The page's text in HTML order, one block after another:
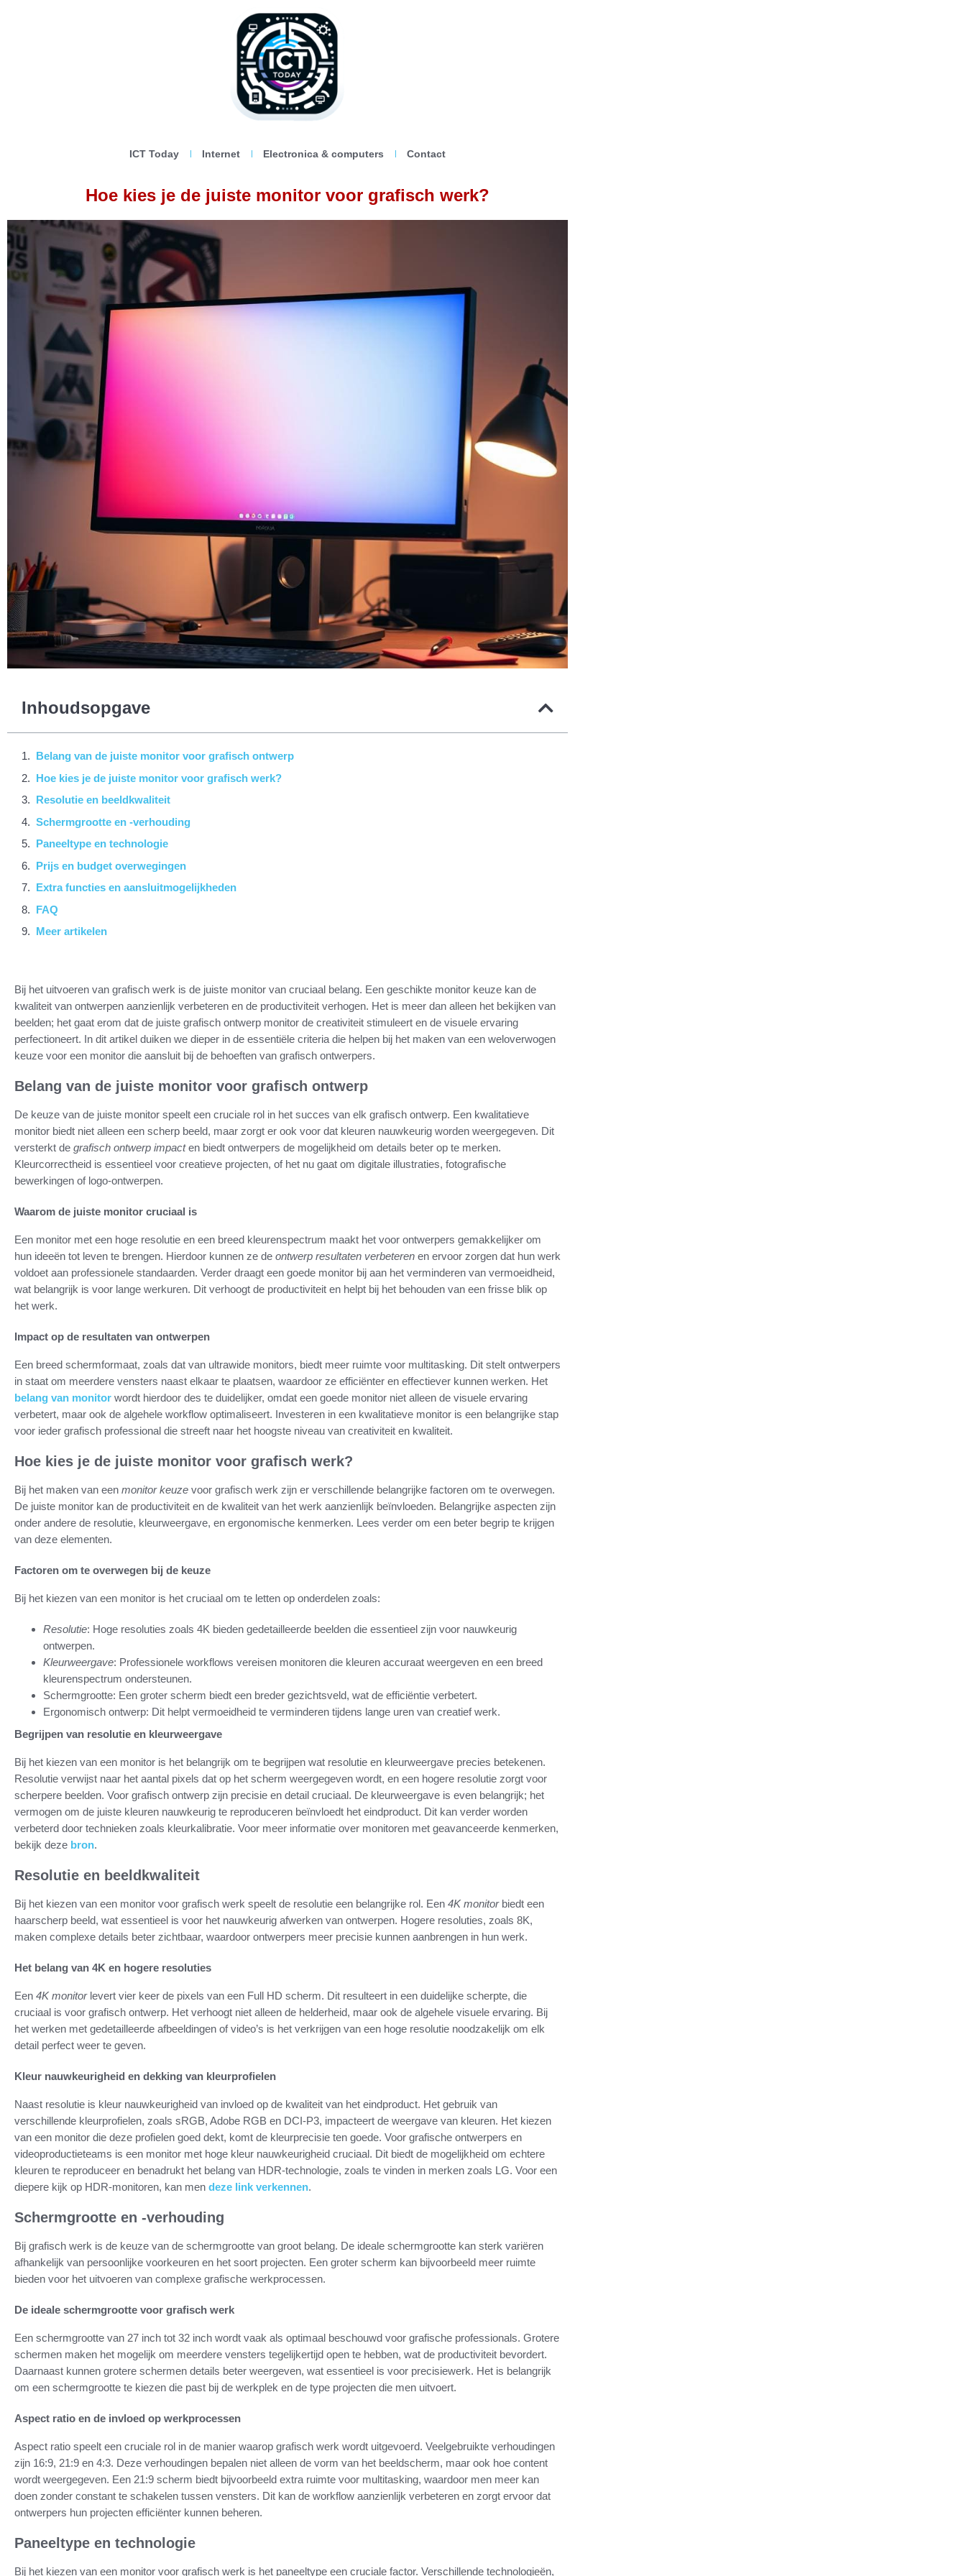
ICT Today Internet Electronica & computers Contact
Hoe kies je de juiste monitor voor grafisch werk?
Inhoudsopgave
Belang van de juiste monitor voor grafisch ontwerp
Hoe kies je de juiste monitor voor grafisch werk?
Resolutie en beeldkwaliteit
Schermgrootte en -verhouding
Paneeltype en technologie
Prijs en budget overwegingen
Extra functies en aansluitmogelijkheden
FAQ
Meer artikelen
Bij het uitvoeren van grafisch werk is de juiste monitor van cruciaal belang. Een geschikte monitor keuze kan de
kwaliteit van ontwerpen aanzienlijk verbeteren en de productiviteit verhogen. Het is meer dan alleen het bekijken van
beelden; het gaat erom dat de juiste grafisch ontwerp monitor de creativiteit stimuleert en de visuele ervaring
perfectioneert. In dit artikel duiken we dieper in de essentiële criteria die helpen bij het maken van een weloverwogen
keuze voor een monitor die aansluit bij de behoeften van grafisch ontwerpers.
Belang van de juiste monitor voor grafisch ontwerp
De keuze van de juiste monitor speelt een cruciale rol in het succes van elk grafisch ontwerp. Een kwalitatieve
monitor biedt niet alleen een scherp beeld, maar zorgt er ook voor dat kleuren nauwkeurig worden weergegeven. Dit
versterkt de grafisch ontwerp impacten biedt ontwerpers de mogelijkheid om details beter op te merken.
Kleurcorrectheid is essentieel voor creatieve projecten, of het nu gaat om digitale illustraties, fotografische
bewerkingen of logo-ontwerpen.
Waarom de juiste monitor cruciaal is
Een monitor met een hoge resolutie en een breed kleurenspectrum maakt het voor ontwerpers gemakkelijker om
hun ideeën tot leven te brengen. Hierdoor kunnen ze de ontwerp resultaten verbeteren en ervoor zorgen dat hun werk
voldoet aan professionele standaarden. Verder draagt een goede monitor bij aan het verminderen van vermoeidheid,
wat belangrijk is voor lange werkuren. Dit verhoogt de productiviteit en helpt bij het behouden van een frisse blik op
het werk.
Impact op de resultaten van ontwerpen
Een breed schermformaat, zoals dat van ultrawide monitors, biedt meer ruimte voor multitasking. Dit stelt ontwerpers
in staat om meerdere vensters naast elkaar te plaatsen, waardoor ze efficiënter en effectiever kunnen werken. Het
belang van monitor wordt hierdoor des te duidelijker, omdat een goede monitor niet alleen de visuele ervaring
verbetert, maar ook de algehele workflow optimaliseert. Investeren in een kwalitatieve monitor is een belangrijke stap
voor ieder grafisch professional die streeft naar het hoogste niveau van creativiteit en kwaliteit.
Hoe kies je de juiste monitor voor grafisch werk?
Bij het maken van een monitor keuze voor grafisch werk zijn er verschillende belangrijke factoren om te overwegen.
De juiste monitor kan de productiviteit en de kwaliteit van het werk aanzienlijk beïnvloeden. Belangrijke aspecten zijn
onder andere de resolutie, kleurweergave, en ergonomische kenmerken. Lees verder om een beter begrip te krijgen
van deze elementen.
Factoren om te overwegen bij de keuze
Bij het kiezen van een monitor is het cruciaal om te letten op onderdelen zoals:
Resolutie: Hoge resoluties zoals 4K bieden gedetailleerde beelden die essentieel zijn voor nauwkeurig
ontwerpen.
Kleurweergave: Professionele workflows vereisen monitoren die kleuren accuraat weergeven en een breed
kleurenspectrum ondersteunen.
Schermgrootte: Een groter scherm biedt een breder gezichtsveld, wat de efficiëntie verbetert.
Ergonomisch ontwerp: Dit helpt vermoeidheid te verminderen tijdens lange uren van creatief werk.
Begrijpen van resolutie en kleurweergave
Bij het kiezen van een monitor is het belangrijk om te begrijpen wat resolutie en kleurweergave precies betekenen.
Resolutie verwijst naar het aantal pixels dat op het scherm weergegeven wordt, en een hogere resolutie zorgt voor
scherpere beelden. Voor grafisch ontwerp zijn precisie en detail cruciaal. De kleurweergave is even belangrijk; het
vermogen om de juiste kleuren nauwkeurig te reproduceren beïnvloedt het eindproduct. Dit kan verder worden
verbeterd door technieken zoals kleurkalibratie. Voor meer informatie over monitoren met geavanceerde kenmerken,
bekijk deze bron.
Resolutie en beeldkwaliteit
Bij het kiezen van een monitor voor grafisch werk speelt de resolutie een belangrijke rol. Een 4K monitorbiedt een
haarscherp beeld, wat essentieel is voor het nauwkeurig afwerken van ontwerpen. Hogere resoluties, zoals 8K,
maken complexe details beter zichtbaar, waardoor ontwerpers meer precisie kunnen aanbrengen in hun werk.
Het belang van 4K en hogere resoluties
Een 4K monitorlevert vier keer de pixels van een Full HD scherm. Dit resulteert in een duidelijke scherpte, die
cruciaal is voor grafisch ontwerp. Het verhoogt niet alleen de helderheid, maar ook de algehele visuele ervaring. Bij
het werken met gedetailleerde afbeeldingen of video’s is het verkrijgen van een hoge resolutie noodzakelijk om elk
detail perfect weer te geven.
Kleur nauwkeurigheid en dekking van kleurprofielen
Naast resolutie is kleur nauwkeurigheid van invloed op de kwaliteit van het eindproduct. Het gebruik van
verschillende kleurprofielen, zoals sRGB, Adobe RGB en DCI-P3, impacteert de weergave van kleuren. Het kiezen
van een monitor die deze profielen goed dekt, komt de kleurprecisie ten goede. Voor grafische ontwerpers en
videoproductieteams is een monitor met hoge kleur nauwkeurigheid cruciaal. Dit biedt de mogelijkheid om echtere
kleuren te reproduceer en benadrukt het belang van HDR-technologie, zoals te vinden in merken zoals LG. Voor een
diepere kijk op HDR-monitoren, kan men deze link verkennen.
Schermgrootte en -verhouding
Bij grafisch werk is de keuze van de schermgrootte van groot belang. De ideale schermgrootte kan sterk variëren
afhankelijk van persoonlijke voorkeuren en het soort projecten. Een groter scherm kan bijvoorbeeld meer ruimte
bieden voor het uitvoeren van complexe grafische werkprocessen.
De ideale schermgrootte voor grafisch werk
Een schermgrootte van 27 inch tot 32 inch wordt vaak als optimaal beschouwd voor grafische professionals. Grotere
schermen maken het mogelijk om meerdere vensters tegelijkertijd open te hebben, wat de productiviteit bevordert.
Daarnaast kunnen grotere schermen details beter weergeven, wat essentieel is voor precisiewerk. Het is belangrijk
om een schermgrootte te kiezen die past bij de werkplek en de type projecten die men uitvoert.
Aspect ratio en de invloed op werkprocessen
Aspect ratio speelt een cruciale rol in de manier waarop grafisch werk wordt uitgevoerd. Veelgebruikte verhoudingen
zijn 16:9, 21:9 en 4:3. Deze verhoudingen bepalen niet alleen de vorm van het beeldscherm, maar ook hoe content
wordt weergegeven. Een 21:9 scherm biedt bijvoorbeeld extra ruimte voor multitasking, waardoor men meer kan
doen zonder constant te schakelen tussen vensters. Dit kan de workflow aanzienlijk verbeteren en zorgt ervoor dat
ontwerpers hun projecten efficiënter kunnen beheren.
Paneeltype en technologie
Bij het kiezen van een monitor voor grafisch werk is het paneeltype een cruciale factor. Verschillende technologieën,